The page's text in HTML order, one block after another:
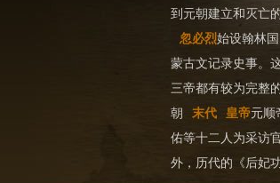
到元朝建立和灭亡
忽必烈始设翰林
蒙古文记录史事。
三帝都有较为完整
朝
末代 皇帝元顺
佑等十二人为采访
外，历代的《后妃